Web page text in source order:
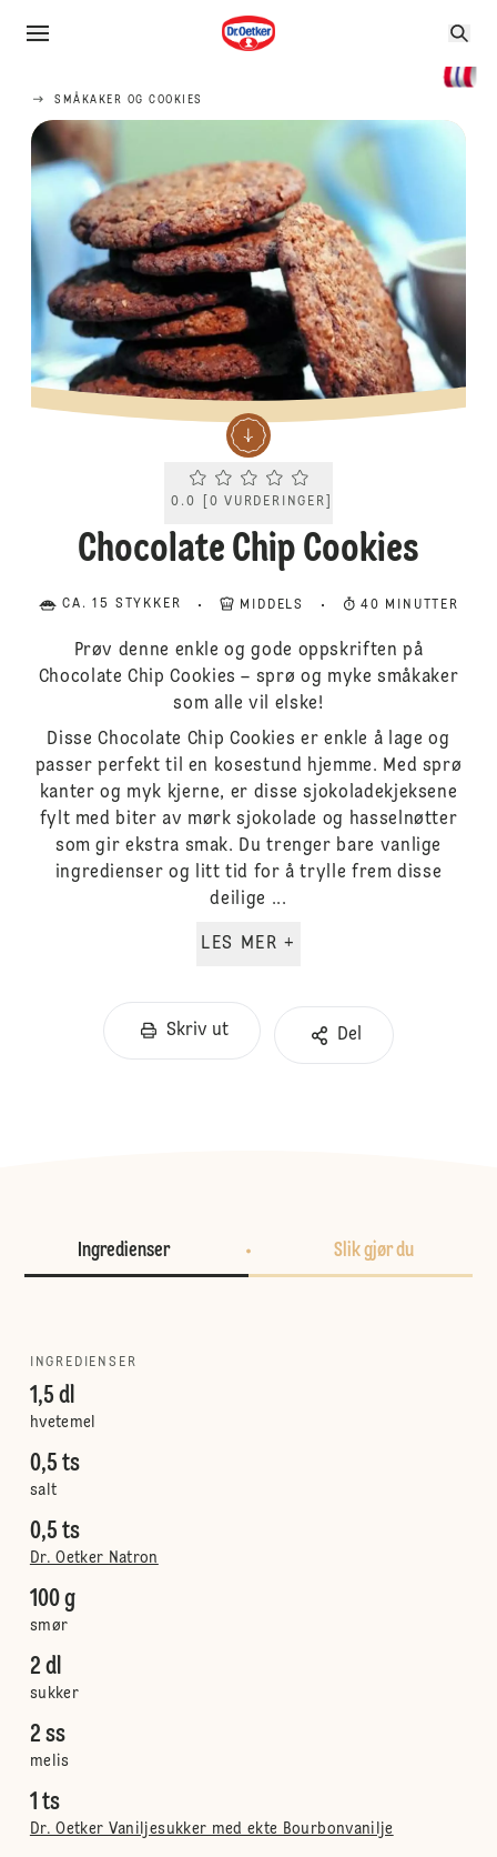
SMÅKAKER OG COOKIES
Current rating 0.0. Click to rate.
0.0 0 VURDERINGER
Chocolate Chip Cookies
CA. 15 STYKKER MIDDELS 40 MINUTTER
Prøv denne enkle og gode oppskriften på
Chocolate Chip Cookies – sprø og myke småkaker
som alle vil elske!
Disse Chocolate Chip Cookies er enkle å lage og
passer perfekt til en kosestund hjemme. Med sprø
kanter og myk kjerne, er disse sjokoladekjeksene
fylt med biter av mørk sjokolade og hasselnøtter
som gir ekstra smak. Du trenger bare vanlige
ingredienser og litt tid for å trylle frem disse
deilige ...
LES MER +
Skriv ut Del
Ingredienser Slik gjør du
INGREDIENSER
1,5 dl
hvetemel
0,5 ts
salt
0,5 ts
Dr. Oetker Natron
100 g
smør
2 dl
sukker
2 ss
melis
1 ts
Dr. Oetker Vaniljesukker med ekte Bourbonvanilje